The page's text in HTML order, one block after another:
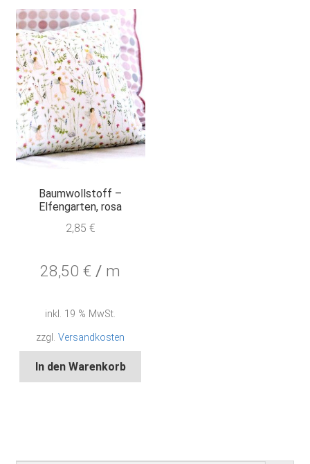
Baumwollstoff –
Elfengarten, rosa
2,85 €
28,50€ / m
inkl. 19 % MwSt.
zzgl.Versandkosten
In den Warenkorb